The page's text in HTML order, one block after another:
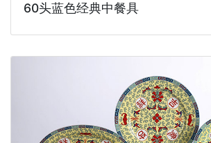
60头蓝色经典中餐具